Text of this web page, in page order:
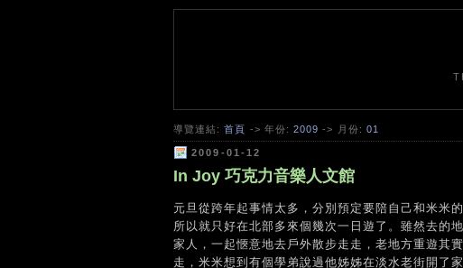
導覽連結:首頁 -> 年份:2009 -> 月份: 01
2009-01-12
In Joy 巧克力音樂人文館
元旦從跨年起事情太多，分別預定要陪自己和米米
所以就只好在北部多來個幾次一日遊了。雖然去的
家人，一起愜意地去戶外散步走走，老地方重遊其
走，米米想到有個學弟說過他姊姊在淡水老街開了